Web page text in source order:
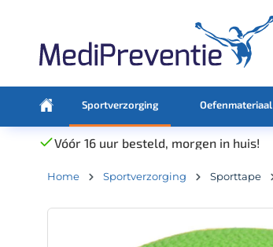
Sportverzorging Oefenmateriaal
Vóór 16 uur besteld, morgen in huis!
Home Sportverzorging Sporttape